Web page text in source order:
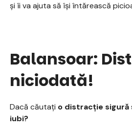
și îi va ajuta să își întărească
Balansoar:
niciodată!
Dacă căutați o distracție
iubi?